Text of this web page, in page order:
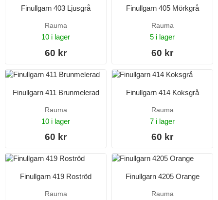
Finullgarn 403 Ljusgrå
Rauma
10 i lager
60 kr
Finullgarn 405 Mörkgrå
Rauma
5 i lager
60 kr
Finullgarn 411 Brunmelerad
Rauma
10 i lager
60 kr
Finullgarn 414 Koksgrå
Rauma
7 i lager
60 kr
Finullgarn 419 Roströd
Rauma
Finullgarn 4205 Orange
Rauma